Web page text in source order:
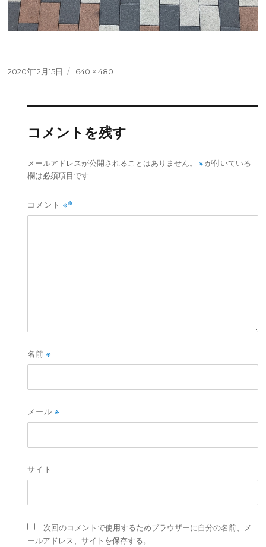
投
2020年12月15日
フ
イ
640 × 480
コメントを残す
メールアドレスが公開されることはありません。 ※が付いている
欄は必須項目です
コメント ※
名前 ※
メール ※
サイト
次回のコメントで使用するためブラウザーに自分の名前、メ
ールアドレス、サイトを保存する。